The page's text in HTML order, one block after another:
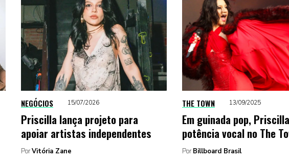
NEGÓCIOS 15/07/2026
Priscilla lança projeto para
apoiar artistas independentes
PorVitória Zane
THE TOWN 13/09/2025
Em guinada pop,
potência vocal no The
Por Billboard Brasil